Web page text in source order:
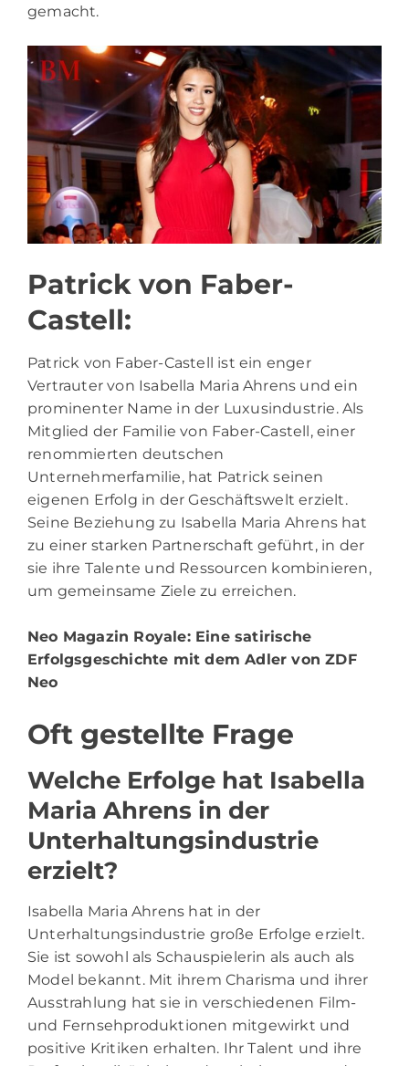
gemacht.
Patrick von Faber-
Castell:
Patrick von Faber-Castell ist ein enger
Vertrauter von Isabella Maria Ahrens und ein
prominenter Name in der Luxusindustrie. Als
Mitglied der Familie von Faber-Castell, einer
renommierten deutschen
Unternehmerfamilie, hat Patrick seinen
eigenen Erfolg in der Geschäftswelt erzielt.
Seine Beziehung zu Isabella Maria Ahrens hat
zu einer starken Partnerschaft geführt, in der
sie ihre Talente und Ressourcen kombinieren,
um gemeinsame Ziele zu erreichen.
Neo Magazin Royale: Eine satirische
Erfolgsgeschichte mit dem Adler von ZDF
Neo
Oft gestellte Frage
Welche Erfolge hat Isabella
Maria Ahrens in der
Unterhaltungsindustrie
erzielt?
Isabella Maria Ahrens hat in der
Unterhaltungsindustrie große Erfolge erzielt.
Sie ist sowohl als Schauspielerin als auch als
Model bekannt. Mit ihrem Charisma und ihrer
Ausstrahlung hat sie in verschiedenen Film-
und Fernsehproduktionen mitgewirkt und
positive Kritiken erhalten. Ihr Talent und ihre